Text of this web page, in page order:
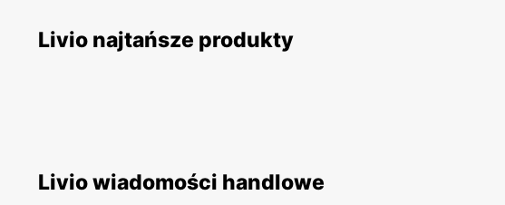
Livio najtańsze produkty
Livio wiadomości handlowe